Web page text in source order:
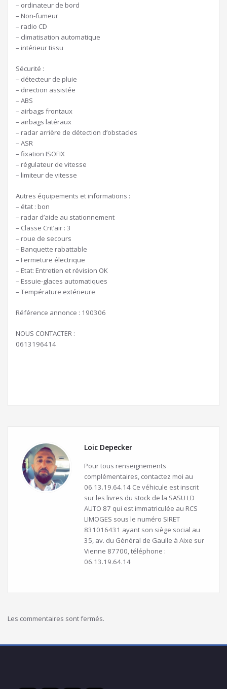
– ordinateur de bord
– Non-fumeur
– radio CD
– climatisation automatique
– intérieur tissu
Sécurité :
– détecteur de pluie
– direction assistée
– ABS
– airbags frontaux
– airbags latéraux
– radar arrière de détection d’obstacles
– ASR
– fixation ISOFIX
– régulateur de vitesse
– limiteur de vitesse
Autres équipements et informations :
– état : bon
– radar d’aide au stationnement
– Classe Crit’air : 3
– roue de secours
– Banquette rabattable
– Fermeture électrique
– Etat: Entretien et révision OK
– Essuie-glaces automatiques
– Température extérieure
Référence annonce : 190306
NOUS CONTACTER :
0613196414
Loic Depecker
Pour tous renseignements
complémentaires, contactez moi au
06.13.19.64.14 Ce véhicule est inscrit
sur les livres du stock de la SASU LD
AUTO 87 qui est immatriculée au RCS
LIMOGES sous le numéro SIRET
831016431 ayant son siège social au
35, av. du Général de Gaulle à Aixe sur
Vienne 87700, téléphone :
06.13.19.64.14
Les commentaires sont fermés.